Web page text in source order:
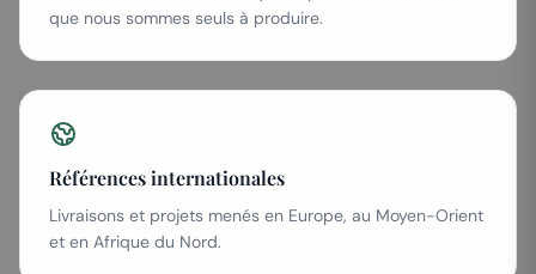
que nous sommes seuls à produire.
Références internationales
Livraisons et projets menés en Europe, au Moyen-Orient
et en Afrique du Nord.